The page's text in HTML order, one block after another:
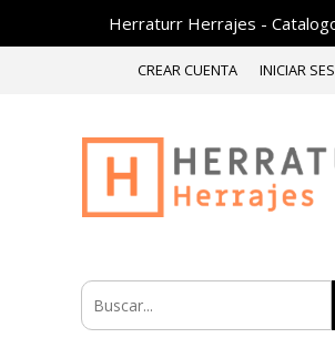
Herraturr Herrajes -
CREAR CUENTA INICIAR